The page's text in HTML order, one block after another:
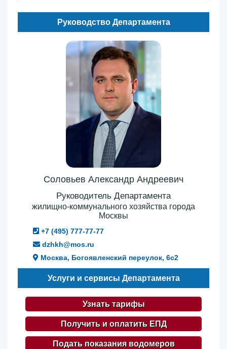
Руководство Департамента
Соловьев Александр Андреевич
Руководитель Департамента
жилищно-коммунального хозяйства города
Москвы
+7 (495) 777-77-77
dzhkh@mos.ru
Москва, Богоявленский переулок, 6с2
Услуги и сервисы Департамента
Узнать тарифы
Получить и оплатить ЕПД
Подать показания водомеров